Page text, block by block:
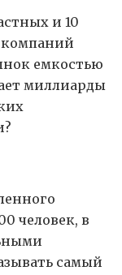
и 10
емкостью
миллиарды
человек, в
самый